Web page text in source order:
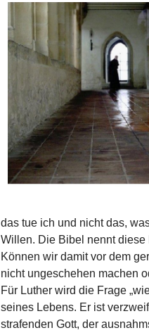
das tue ich und nicht das,
Willen. Die Bibel nennt diese
Können wir damit vor dem
nicht ungeschehen machen
Für Luther wird die Frage
seines Lebens. Er ist
strafenden Gott, der